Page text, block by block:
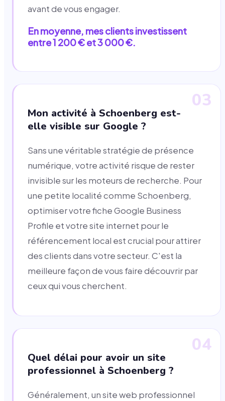
avant de vous engager.
En moyenne, mes clients investissent
entre 1 200 € et 3 000 €.
03
Mon activité à Schoenberg est-
elle visible sur Google ?
Sans une véritable stratégie de présence
numérique, votre activité risque de rester
invisible sur les moteurs de recherche. Pour
une petite localité comme Schoenberg,
optimiser votre fiche Google Business
Profile et votre site internet pour le
référencement local est crucial pour attirer
des clients dans votre secteur. C'est la
meilleure façon de vous faire découvrir par
ceux qui vous cherchent.
04
Quel délai pour avoir un site
professionnel à Schoenberg ?
Généralement, un site web professionnel